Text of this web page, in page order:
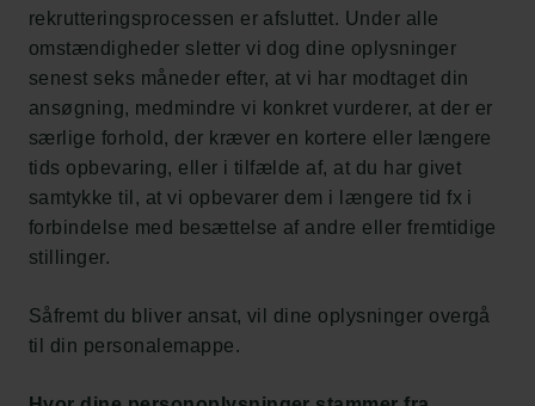
rekrutteringsprocessen er afsluttet. Under alle
omstændigheder sletter vi dog dine oplysninger
senest seks måneder efter, at vi har modtaget din
ansøgning, medmindre vi konkret vurderer, at der er
særlige forhold, der kræver en kortere eller længere
tids opbevaring, eller i tilfælde af, at du har givet
samtykke til, at vi opbevarer dem i længere tid fx i
forbindelse med besættelse af andre eller fremtidige
stillinger.
Såfremt du bliver ansat, vil dine oplysninger overgå
til din personalemappe.